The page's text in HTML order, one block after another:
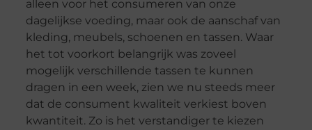
alleen voor het consumeren van onze
dagelijkse voeding, maar ook de aanschaf van
kleding, meubels, schoenen en tassen. Waar
het tot voorkort belangrijk was zoveel
mogelijk verschillende tassen te kunnen
dragen in een week, zien we nu steeds meer
dat de consument kwaliteit verkiest boven
kwantiteit. Zo is het verstandiger te kiezen